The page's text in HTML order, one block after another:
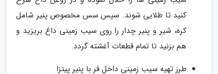
کنید تا طلایی شوند. سپس سس مخصوص پنیر شامل
کره، شیر و پنیر چدار را روی سیب زمینی داغ بریزید و
هم بزنید تا تمام قطعات آغشته گردد.
طرز تهیه سیب زمینی داخل فر با پنیر پیتزا